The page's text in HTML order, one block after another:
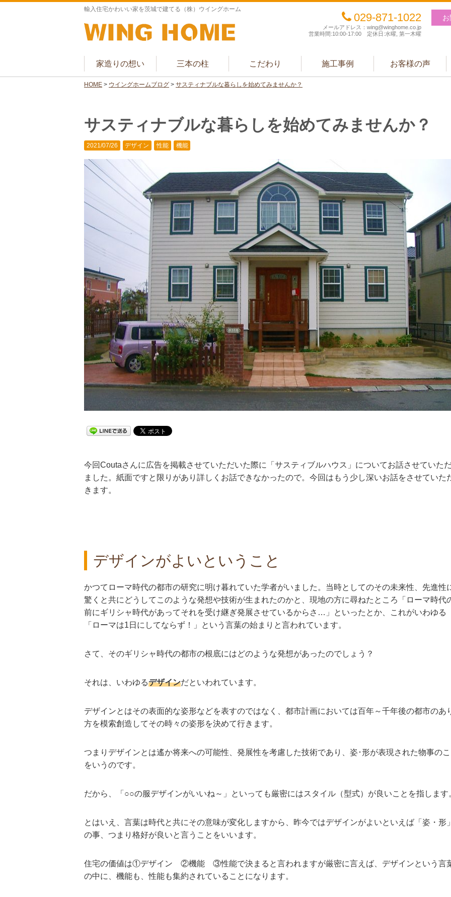
輸入住宅かわいい家を茨城で建てる（株）ウイングホーム
029-871-1022
メールアドレス：wing@winghome.co.jp
営業時間:10:00-17:00 定休日:水曜, 第一木曜
家造りの想い 三本の柱 こだわり 施工事例 お客様の声
HOME > ウイングホームブログ > サスティナブルな暮らしを始めてみませんか？
サスティナブルな暮らしを始めてみませんか？
2021/07/26 デザイン 性能 機能
今回Coutaさんに広告を掲載させていただいた際に「サスティブルハウス」についてお話させていた
ました。紙面ですと限りがあり詳しくお話できなかったので。今回はもう少し深いお話をさせていた
きます。
デザインがよいということ
かつてローマ時代の都市の研究に明け暮れていた学者がいました。当時としてのその未来性、先進性
驚くと共にどうしてこのような発想や技術が生まれたのかと、現地の方に尋ねたところ「ローマ時代
前にギリシャ時代があってそれを受け継ぎ発展させているからさ…」といったとか、これがいわゆる
「ローマは1日にしてならず！」という言葉の始まりと言われています。
さて、そのギリシャ時代の都市の根底にはどのような発想があったのでしょう？
それは、いわゆるデザインだといわれています。
デザインとはその表面的な姿形などを表すのではなく、都市計画においては百年～千年後の都市のあ
方を模索創造してその時々の姿形を決めて行きます。
つまりデザインとは遙か将来への可能性、発展性を考慮した技術であり、姿･形が表現された物事のこ
をいうのです。
だから、「○○の服デザインがいいね～」といっても厳密にはスタイル（型式）が良いことを指します
とはいえ、言葉は時代と共にその意味が変化しますから、昨今ではデザインがよいといえば「姿・形」
の事、つまり格好が良いと言うことをいいます。
住宅の価値は①デザイン ②機能 ③性能で決まると言われますが厳密に言えば、デザインという言
の中に、機能も、性能も集約されていることになります。